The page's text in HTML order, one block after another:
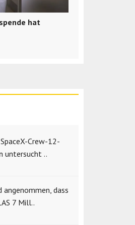
hat
Crew-12-
untersucht ..
angenommen, dass
7 Mill..